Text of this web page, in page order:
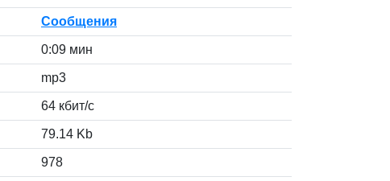
Сообщения
0:09 мин
mp3
64 кбит/с
79.14 Kb
978